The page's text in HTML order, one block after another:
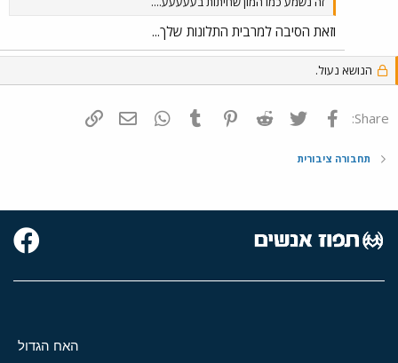
וזאת הסיבה למרבית התלונות שלך...
הנושא נעול.
Share: פייסבוק Twitter
Reddit
Pinterest
Tumblr
WhatsAppדואר אלקטרוני
תחבורה ציבורית
האח הגדול